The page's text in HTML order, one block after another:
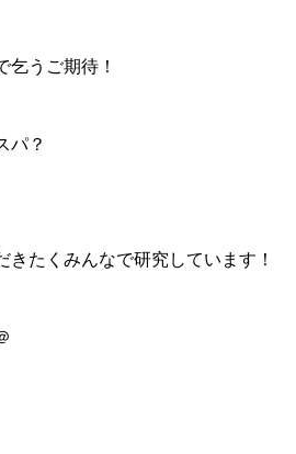
乞うご期待！
パ？
たくみんなで研究しています！